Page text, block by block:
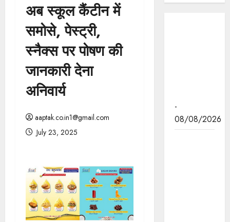
अब स्कूल कैंटीन में
समोसे, पेस्ट्री,
स्नैक्स पर पोषण की
जानकारी देना
अनिवार्य
aaptak.co.in1@gmail.com
July 23, 2025
-
08/08/2026